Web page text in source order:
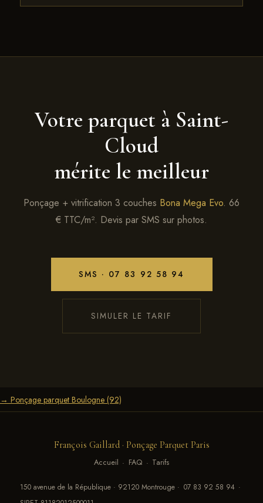
Votre parquet à Saint-
Cloud
mérite le meilleur
Ponçage + vitrification 3 couches Bona Mega Evo. 66
€ TTC/m². Devis par SMS sur photos.
SMS · 07 83 92 58 94
SIMULER LE TARIF
→ Ponçage parquet Boulogne (92)
François Gaillard · Ponçage Parquet Paris
Accueil · FAQ · Tarifs
150 avenue de la République · 92120 Montrouge · 07 83 92 58 94 ·